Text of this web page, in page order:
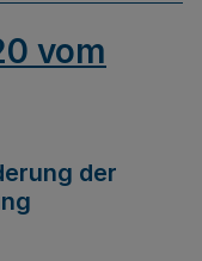
vom
der